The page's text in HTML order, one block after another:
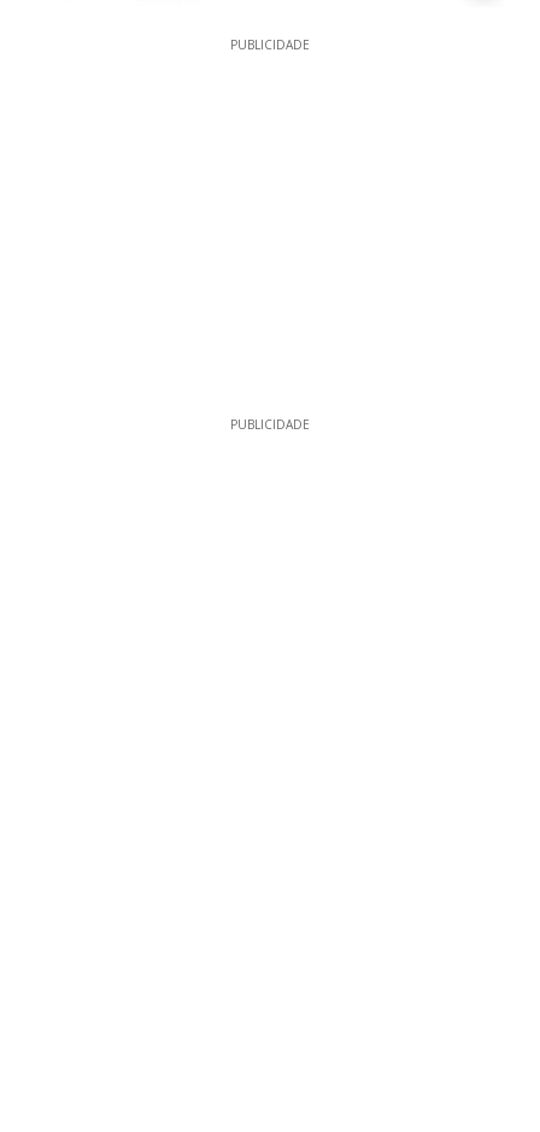
PUBLICIDADE
PUBLICIDADE